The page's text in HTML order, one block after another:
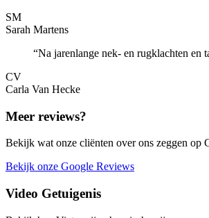
SM
Sarah Martens
“Na jarenlange nek- en rugklachten en
CV
Carla Van Hecke
Meer reviews?
Bekijk wat onze cliënten over ons zeggen op
Bekijk onze Google Reviews
Video Getuigenis